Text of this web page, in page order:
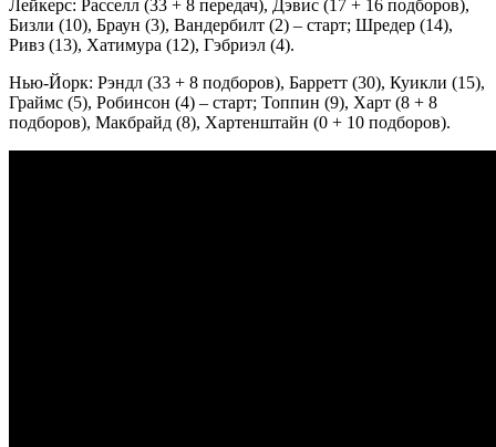
Лейкерс: Расселл (33 + 8 передач), Дэвис (17 + 16 подборов),
Бизли (10), Браун (3), Вандербилт (2) – старт; Шредер (14),
Ривз (13), Хатимура (12), Гэбриэл (4).
Нью-Йорк: Рэндл (33 + 8 подборов), Барретт (30), Куикли (15),
Граймс (5), Робинсон (4) – старт; Топпин (9), Харт (8 + 8
подборов), Макбрайд (8), Хартенштайн (0 + 10 подборов).